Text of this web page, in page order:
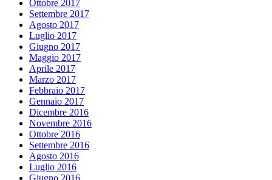
Ottobre 2017
Settembre 2017
Agosto 2017
Luglio 2017
Giugno 2017
Maggio 2017
Aprile 2017
Marzo 2017
Febbraio 2017
Gennaio 2017
Dicembre 2016
Novembre 2016
Ottobre 2016
Settembre 2016
Agosto 2016
Luglio 2016
Giugno 2016